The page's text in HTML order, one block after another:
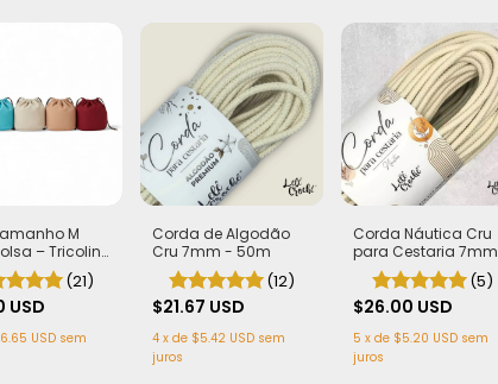
M
– Tricoline
Entretela
(21)
USD
USD sem
Corda de Algodão
Cru 7mm - 50m
(12)
$21.67 USD
4 x de $5.42 USD sem
juros
Corda Náutica Cru
para Cestaria 7mm
com Alma - Firme,
Leve e Estruturada |
50 metros
(5)
$26.00 USD
5 x de $5.20 USD sem
juros